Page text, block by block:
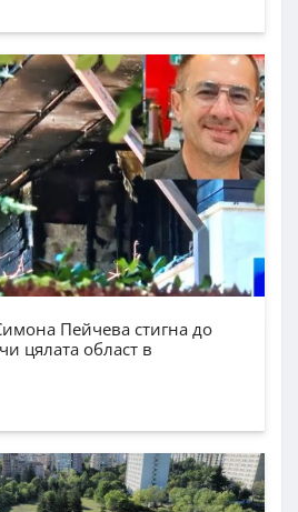
Пейчева стигна до
цялата област в